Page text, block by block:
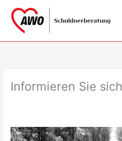
Inhalt
springen
Informieren Sie sich